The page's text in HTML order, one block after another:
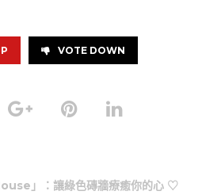
VOTE DOWN
」：讓綠色磚牆療癒你的心 ♡